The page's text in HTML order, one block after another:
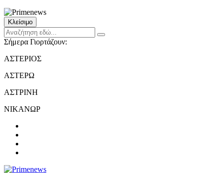
Κλείσιμο
Σήμερα Γιορτάζουν:
ΑΣΤΕΡΙΟΣ
ΑΣΤΕΡΩ
ΑΣΤΡΙΝΗ
ΝΙΚΑΝΩΡ